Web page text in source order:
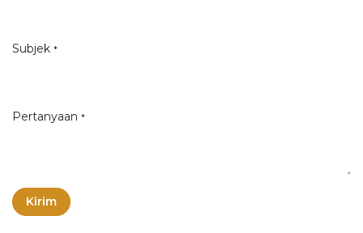
Subjek *
Pertanyaan *
Kirim